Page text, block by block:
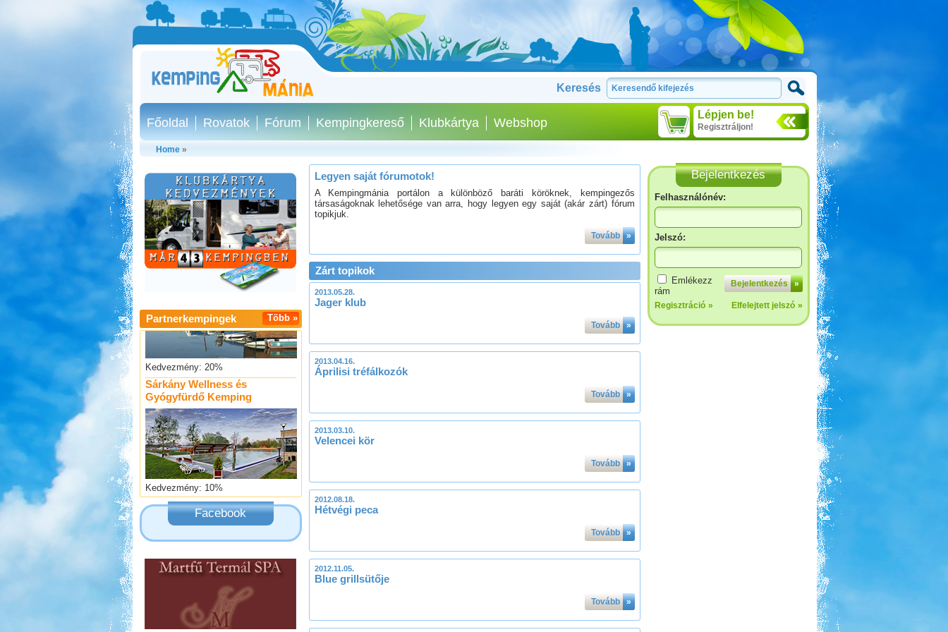
Keresés
Lépjen be!
Regisztráljon!
Főoldal Rovatok Fórum Kempingkereső Klubkártya Webshop
Home»
Több »
Partnerkempingek
Neptun kikötő és kemping -
Tisza-tó
Kedvezmény: 20%
Sárkány Wellness és
Gyógyfürdő Kemping
Kedvezmény: 10%
Strand-Holiday Balatonakali
Kedvezmény: 10%
Ipolykapu Kemping
Facebook
Legyen saját fórumotok!
A Kempingmánia portálon a különböző baráti köröknek, kempingezős
társaságoknak lehetősége van arra, hogy legyen egy saját (akár zárt) fórum
topikjuk.
Tovább »
Zárt topikok
2013.05.28.
Jager klub
Tovább »
2013.04.16.
Áprilisi tréfálkozók
Tovább »
2013.03.10.
Velencei kör
Tovább »
2012.08.18.
Hétvégi peca
Tovább »
2012.11.05.
Blue grillsütője
Tovább »
Bejelentkezés
Felhasználónév:
Jelszó:
Bejelentkezés »
Emlékezz
rám
Regisztráció » Elfelejtett jelszó »